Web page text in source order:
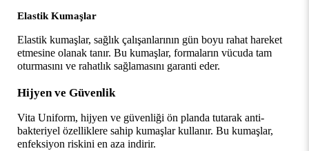
Elastik Kumaşlar
Elastik kumaşlar, sağlık çalışanlarının gün boyu rahat hareket
etmesine olanak tanır. Bu kumaşlar, formaların vücuda tam
oturmasını ve rahatlık sağlamasını garanti eder.
Hijyen ve Güvenlik
Vita Uniform, hijyen ve güvenliği ön planda tutarak anti-
bakteriyel özelliklere sahip kumaşlar kullanır. Bu kumaşlar,
enfeksiyon riskini en aza indirir.